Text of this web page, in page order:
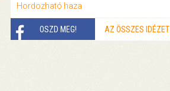
Hordozható haza
OSZD MEG! AZ ÖSSZES IDÉZET